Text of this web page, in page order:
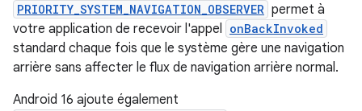
PRIORITY_SYSTEM_NAVIGATION_OBSERVER permet à
votre application de recevoir l'appel onBackInvoked
standard chaque fois que le système gère une navigation
arrière sans affecter le flux de navigation arrière normal.
Android 16 ajoute également